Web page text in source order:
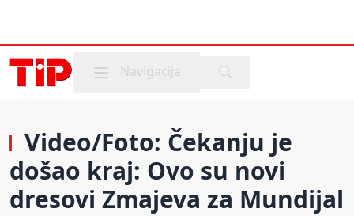
Mobile menu
Navigacija
Video/Foto: Čekanju je
došao kraj: Ovo su novi
dresovi Zmajeva za Mundijal